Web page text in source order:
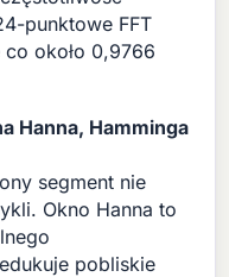
punktowe FFT
około 0,9766
Hanna, Hamminga
segment nie
Okno Hanna to
pobliskie